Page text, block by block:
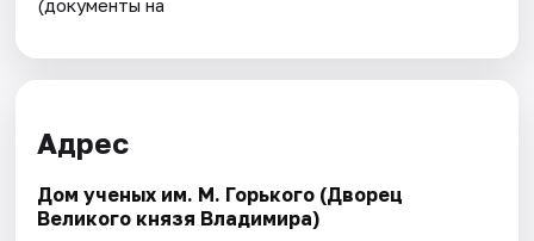
(документы на
Адрес
Дом ученых им. М. Горького (Дворец
Великого князя Владимира)